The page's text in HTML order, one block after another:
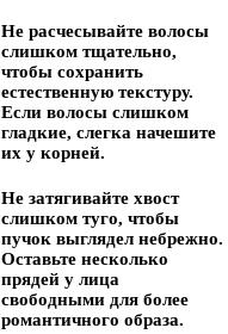
Не расчесывайте волосы
слишком тщательно,
чтобы сохранить
естественную текстуру.
Если волосы слишком
гладкие, слегка начешите
их у корней.
Не затягивайте хвост
слишком туго, чтобы
пучок выглядел небрежно.
Оставьте несколько
прядей у лица
свободными для более
романтичного образа.